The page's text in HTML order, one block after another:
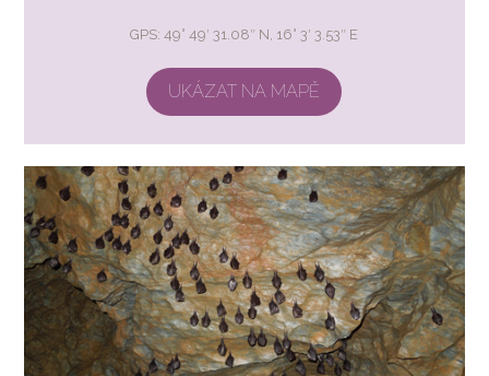
GPS: 49° 49′ 31.08″ N, 16° 3′ 3.53″ E
UKÁZAT NA MAPĚ